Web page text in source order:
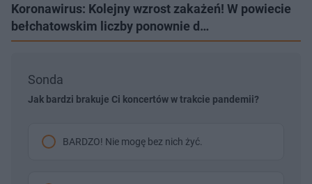
Koronawirus: Kolejny wzrost zakażeń! W powiecie
bełchatowskim liczby ponownie d…
Sonda
Jak bardzi brakuje Ci koncertów w trakcie pandemii?
BARDZO! Nie mogę bez nich żyć.